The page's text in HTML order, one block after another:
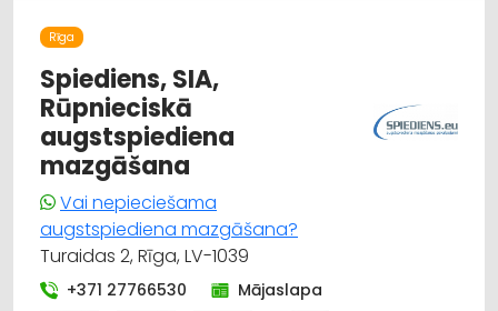
LABIEKĀRTOŠANA, APZAĻUMOŠANA
TREPES, KĀPNES
ELEKTROMONTĀŽA, ELEKTROINSTALĀCIJA
BŪVMATERIĀLU, BŪVKONSTRUKCIJU TIRDZNIECĪBA
BŪVMATERIĀLU, BŪVKONSTRUKCIJU RAŽOŠANA
BŪVMATERIĀLU, BŪVKONSTRUKCIJU VAIRUMTIRDZNIECĪBA
Rīga
Spiediens, SIA,
Rūpnieciskā
augstspiediena
mazgāšana
Vai nepieciešama
augstspiediena mazgāšana?
Turaidas 2, Rīga, LV-1039
+371 27766530 Mājaslapa